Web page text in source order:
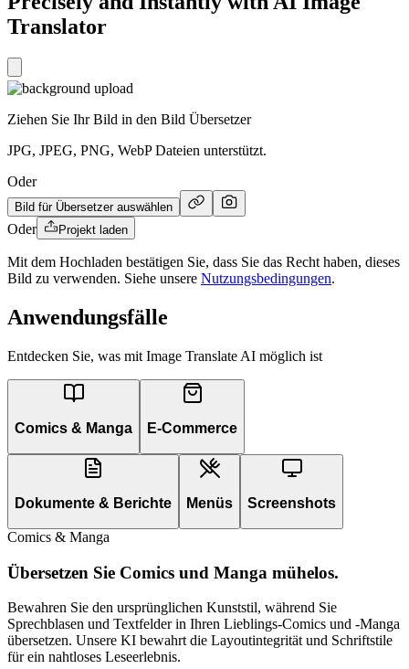
Translator
Ziehen Sie Ihr Bild in den Bild Übersetzer
JPG, JPEG, PNG, WebP Dateien unterstützt.
Oder
Bild für Übersetzer auswählen
Oder Projekt laden
Mit dem Hochladen bestätigen Sie, dass Sie das Recht haben, dieses
Bild zu verwenden. Siehe unsere Nutzungsbedingungen.
Anwendungsfälle
Entdecken Sie, was mit Image Translate AI möglich ist
Comics & Manga E-Commerce
Dokumente & Berichte Menüs Screenshots
Comics & Manga
Übersetzen Sie Comics und Manga mühelos.
Bewahren Sie den ursprünglichen Kunststil, während Sie
Sprechblasen und Textfelder in Ihren Lieblings-Comics und -Manga
übersetzen. Unsere KI bewahrt die Layoutintegrität und Schriftstile
für ein nahtloses Leseerlebnis.